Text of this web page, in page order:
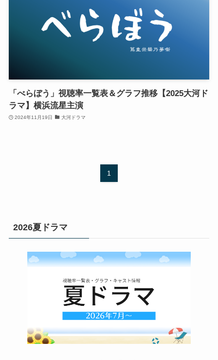
「べらぼう」視聴率一覧表＆グラフ推移【2025大河ド
ラマ】横浜流星主演
2024年11月19日 大河ドラマ
1
2026夏ドラマ